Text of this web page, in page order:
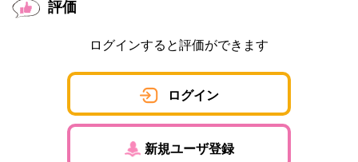
評価
ログインすると評価ができます
ログイン
新規ユーザ登録